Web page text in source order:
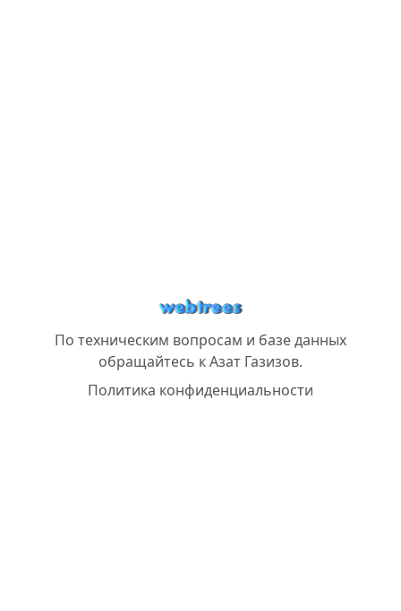
По техническим вопросам и базе данных
обращайтесь кАзат Газизов.
Политика конфиденциальности